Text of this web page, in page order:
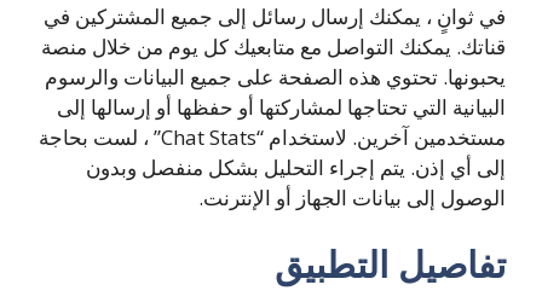
في ثوانٍ ، يمكنك إرسال رسائل إلى جميع المشتركين في
قناتك. يمكنك التواصل مع متابعيك كل يوم من خلال منصة
يحبونها. تحتوي هذه الصفحة على جميع البيانات والرسوم
البيانية التي تحتاجها لمشاركتها أو حفظها أو إرسالها إلى
مستخدمين آخرين. لاستخدام “Chat Stats” ، لست بحاجة
إلى أي إذن. يتم إجراء التحليل بشكل منفصل وبدون
الوصول إلى بيانات الجهاز أو الإنترنت.
تفاصيل التطبيق